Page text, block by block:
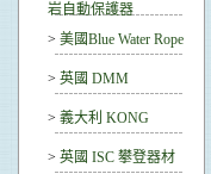
岩自動保護器
> 美國Blue Water Rope
> 英國 DMM
> 義大利 KONG
> 英國 ISC 攀登器材